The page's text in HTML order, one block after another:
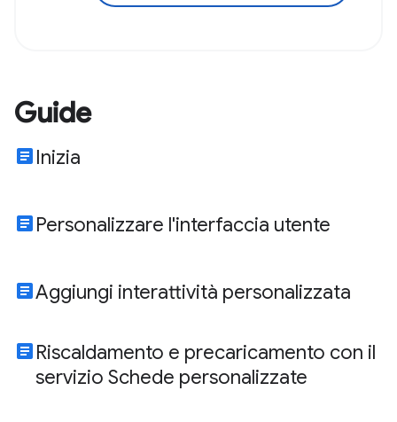
Guide
article Inizia
article Personalizzare l'interfaccia utente
articleAggiungi interattività personalizzata
article Riscaldamento e precaricamento con il
servizio Schede personalizzate